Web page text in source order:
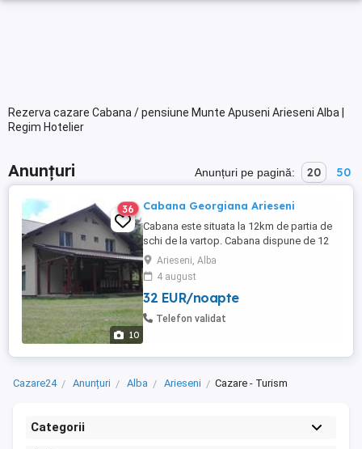
Rezerva cazare Cabana / pensiune Munte Apuseni Arieseni Alba |
Regim Hotelier
Anunțuri Anunțuri pe pagină: 20 50
10
36 Cabana Georgiana Arieseni
Cabana este situata la 12km de partia de
schi de la vartop. Cabana dispune de 12
locuri de cazare 4 camere duble cu baie
proprie 1 apartament cu 2 camere cu baie
proprie. Foișor cu grătar si ceaun Loc de
joaca pentru copii. Prețul este 1000 de lei
noapte, inchiriere integrala.
Arieseni, Alba
4 august
32 EUR/noapte
Telefon validat
Cazare24 Anunțuri Alba Arieseni Cazare - Turism
Categorii